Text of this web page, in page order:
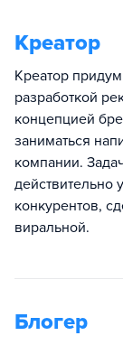
Креатор
Креатор
разработкой
концепцией
заниматься
компании.
действительно
конкурентов,
виральной.
Блогер